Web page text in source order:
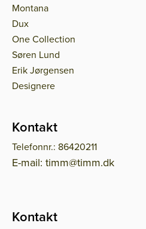
Montana
Dux
One Collection
Søren Lund
Erik Jørgensen
Designere
Kontakt
Telefonnr.: 86420211
E-mail: timm@timm.dk
Kontakt